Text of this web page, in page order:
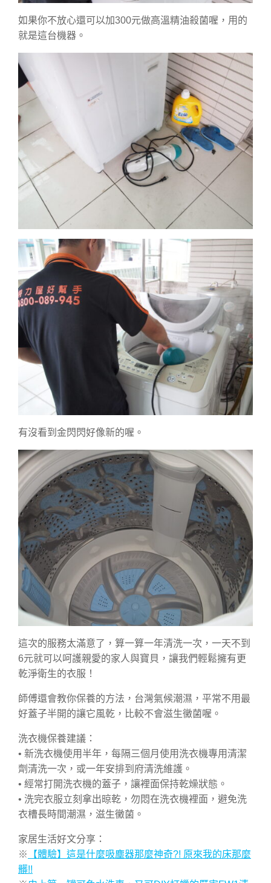
如果你不放心還可以加300元做高溫精油殺菌喔，用的
就是這台機器。
有沒看到金閃閃好像新的喔。
這次的服務太滿意了，算一算一年清洗一次，一天不到
6元就可以呵護親愛的家人與寶貝，讓我們輕鬆擁有更
乾淨衛生的衣服！
師傅還會教你保養的方法，台灣氣候潮濕，平常不用最
好蓋子半開的讓它風乾，比較不會滋生黴菌喔。
洗衣機保養建議：
• 新洗衣機使用半年，每隔三個月使用洗衣機專用清潔
劑清洗一次，或一年安排到府清洗維護。
• 經常打開洗衣機的蓋子，讓裡面保持乾燥狀態。
• 洗完衣服立刻拿出晾乾，勿悶在洗衣機裡面，避免洗
衣槽長時間潮濕，滋生黴菌。
家居生活好文分享：
※
【體驗】這是什麼吸塵器那麼神奇?! 原來我的床那麼
髒!!